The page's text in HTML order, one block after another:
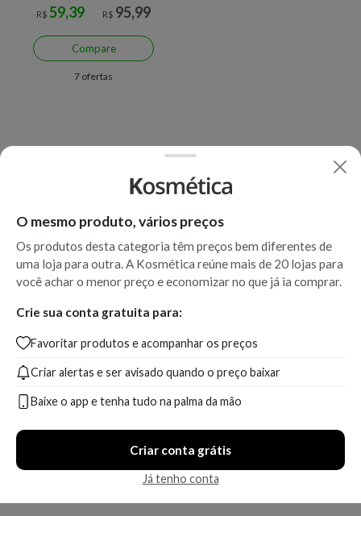
R$59,39
R$ 95,99
Compare
7 ofertas
O mesmo produto, vários preços
Os produtos desta categoria têm preços bem diferentes de
uma loja para outra. A Kosmética reúne mais de 20 lojas para
você achar o menor preço e economizar no que já ia comprar.
Crie sua conta gratuita para:
Favoritar produtos e acompanhar os preços
Criar alertas e ser avisado quando o preço baixar
Baixe o app e tenha tudo na palma da mão
Criar conta grátis
Já tenho conta